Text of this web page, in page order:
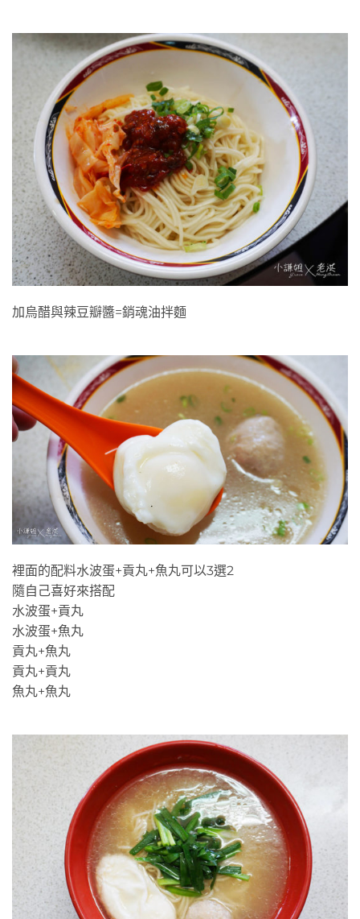
加烏醋與辣豆瓣醬=銷魂油拌麵
裡面的配料水波蛋+貢丸+魚丸可以3選2
隨自己喜好來搭配
水波蛋+貢丸
水波蛋+魚丸
貢丸+魚丸
貢丸+貢丸
魚丸+魚丸